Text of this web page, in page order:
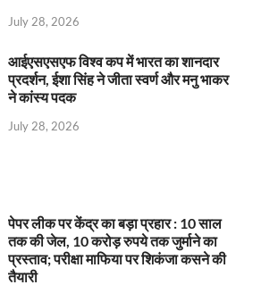
July 28, 2026
आईएसएसएफ विश्व कप में भारत का शानदार
प्रदर्शन, ईशा सिंह ने जीता स्वर्ण और मनु भाकर
ने कांस्य पदक
July 28, 2026
पेपर लीक पर केंद्र का बड़ा प्रहार : 10 साल
तक की जेल, 10 करोड़ रुपये तक जुर्माने का
प्रस्ताव; परीक्षा माफिया पर शिकंजा कसने की
तैयारी